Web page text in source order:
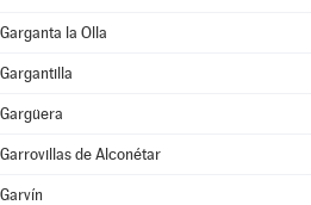
Garganta la Olla
Gargantilla
Gargüera
Garrovillas de Alconétar
Garvín